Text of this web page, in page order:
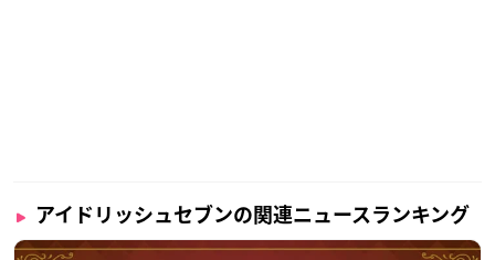
アイドリッシュセブンの関連ニュースランキング